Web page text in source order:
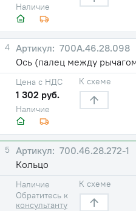
Наличие
4
700А.46.28.098
Ось (палец между
Наличие
Цена с НДС
1 302 руб.
К схеме
5
700.46.28.272-1
Кольцо
Наличие
Обратитесь к
консультанту
К схеме